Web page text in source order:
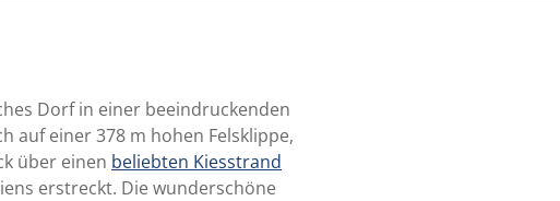
Dorf in einer beeindruckenden
auf einer 378 m hohen Felsklippe,
über einen beliebten Kiesstrand
erstreckt. Die wunderschöne